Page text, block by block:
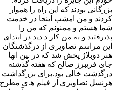
بزرگانی بودند که این راه را هموار
کردند و من امشب اینجا در خدمت
شما هستم و ممنونم که من را
پذیرفتید و به من کار دادید.در ابتدای
این مراسم تصاویری از درگذشتگان
هنر دوبلاژ پخش شد که در بین آنها
جای فریبرز صالح که هفته گذشته
درگذشت خالی بود.برای بزرگداشت
هرنسل تصاویری از فیلم های مطرح